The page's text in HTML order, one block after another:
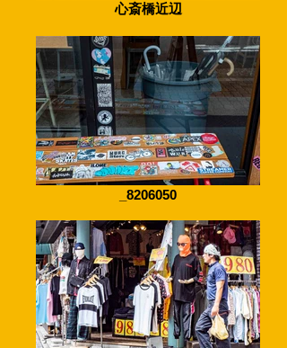
心斎橋近辺
_8206050